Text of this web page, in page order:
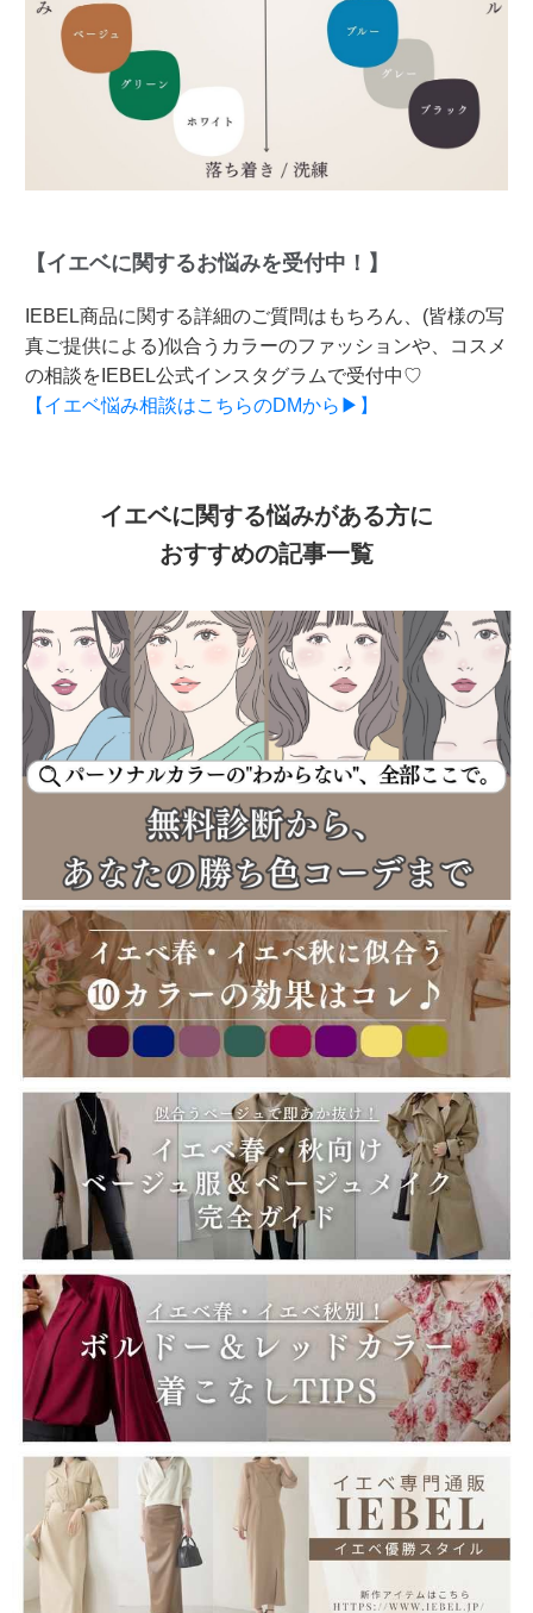
【イエベに関するお悩みを受付中！】
IEBEL商品に関する詳細のご質問はもちろん、(皆様の写
真ご提供による)似合うカラーのファッションや、コスメ
の相談をIEBEL公式インスタグラムで受付中♡
【イエベ悩み相談はこちらのDMから▶】
イエベに関する悩みがある方に
おすすめの記事一覧